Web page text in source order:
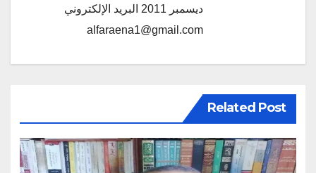
ديسمبر 2011 البريد الإلكتروني
alfaraena1@gmail.com
Related Post